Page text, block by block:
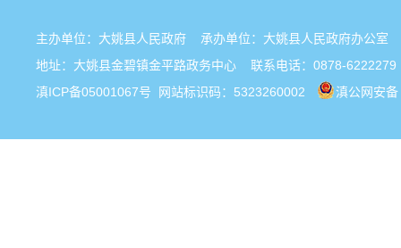
主办单位：大姚县人民政府 承办单位：大姚县人民政府办公
地址：大姚县金碧镇金平路政务中心 联系电话：0878-6222279
滇ICP备05001067号 网站标识码：5323260002 滇公网安